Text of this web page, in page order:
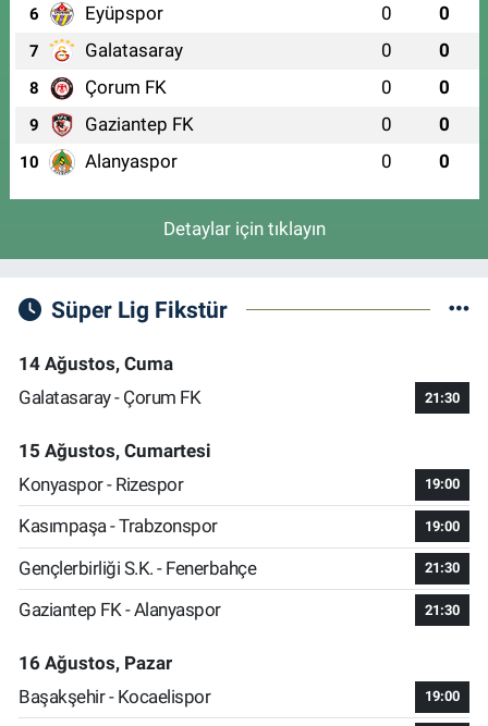
6 Eyüpspor 0 0
7 Galatasaray 0 0
8 Çorum FK 0 0
9 Gaziantep FK 0 0
10 Alanyaspor 0 0
Detaylar için tıklayın
Süper Lig Fikstür
14 Ağustos, Cuma
Galatasaray - Çorum FK
21:30
15 Ağustos, Cumartesi
Konyaspor - Rizespor
19:00
Kasımpaşa - Trabzonspor 19:00
Gençlerbirliği S.K. - Fenerbahçe 21:30
Gaziantep FK - Alanyaspor 21:30
16 Ağustos, Pazar
Başakşehir - Kocaelispor
19:00